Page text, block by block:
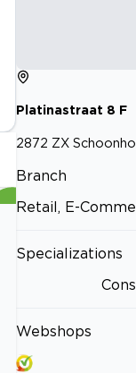
Platinastraat 8 F
2872 ZX
Branch
Retail, E-
Specializations
Webshops